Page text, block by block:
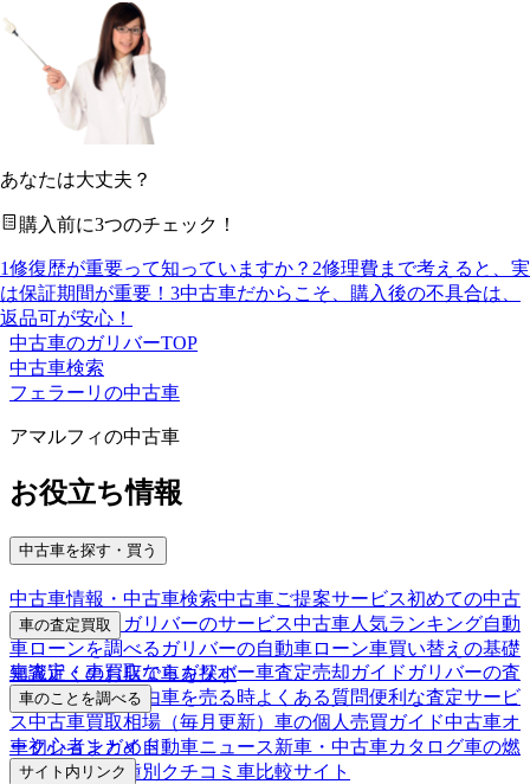
あなたは大丈夫？
購入前に3つのチェック！
1修復歴が重要って知っていますか？ 2修理費まで考えると、実
は保証期間が重要！ 3中古車だからこそ、購入後の不具合は、
返品可が安心！
中古車のガリバーTOP
中古車検索
フェラーリの中古車
アマルフィの中古車
お役立ち情報
中古車を探す・買う
中古車情報・中古車検索中古車ご提案サービス初めての中古
車購入ガイド
ガリバーのサービス中古車人気ランキング自動
車ローンを調べる ガリバーの自動車ローン車買い替えの基礎
知識近くのお店で車を探す
車の査定買取
車査定・車買取ならガリバー車査定売却ガイド ガリバーの査
定が選ばれる理由車を売る時よくある質問便利な査定サービ
ス中古車買取相場（毎月更新） 車の個人売買ガイド中古車オ
ークションガイド
車のことを調べる
車初心者まとめ自動車ニュース新車・中古車カタログ車の燃
費を調べる車種別クチコミ 車比較サイト
サイト内リンク